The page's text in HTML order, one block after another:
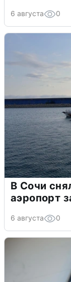
6 августа 0
В Сочи
аэропорт
6 августа 0